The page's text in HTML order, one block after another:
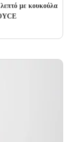
με κουκούλα